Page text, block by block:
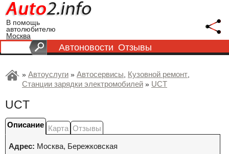
В помощь
автолюбителю
Москва
Автоновости Отзывы
» Автоуслуги » Автосервисы, Кузовной ремонт,
Станции зарядки электромобилей » UCT
UCT
Описание Карта Отзывы
Адрес: Москва, Бережковская